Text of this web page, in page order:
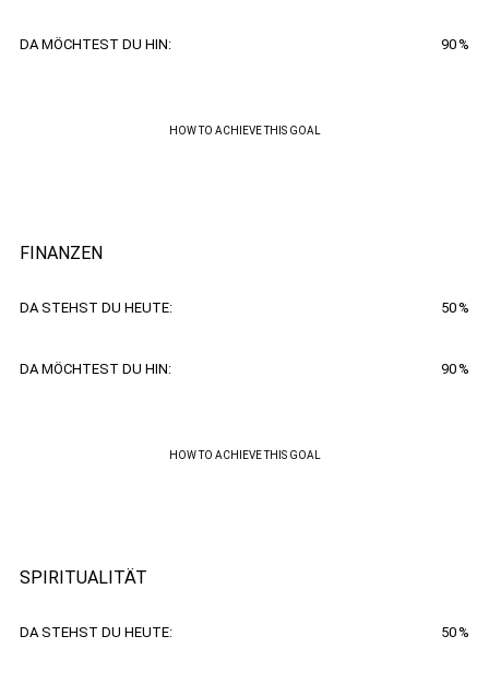
DA MÖCHTEST DU HIN: 90%
HOW TO ACHIEVE THIS GOAL
FINANZEN
DA STEHST DU HEUTE: 50%
DA MÖCHTEST DU HIN: 90%
HOW TO ACHIEVE THIS GOAL
SPIRITUALITÄT
DA STEHST DU HEUTE: 50%